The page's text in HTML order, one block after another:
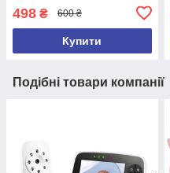
498 ₴ 600 ₴
Купити
Подібні товари компанії